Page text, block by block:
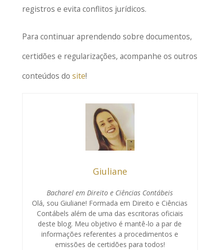
registros e evita conflitos jurídicos.
Para continuar aprendendo sobre documentos,
certidões e regularizações, acompanhe os outros
conteúdos do site!
Giuliane
Bacharel em Direito e Ciências Contábeis
Olá, sou Giuliane! Formada em Direito e Ciências
Contábels além de uma das escritoras oficiais
deste blog. Meu objetivo é mantê-lo a par de
informações referentes a procedimentos e
emissões de certidões para todos!